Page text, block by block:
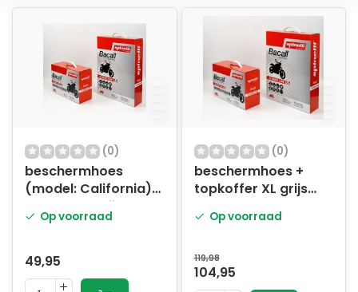
(0)
beschermhoes
(model: California)
scooter M grijs
Op voorraad
49,95
(0)
beschermhoes +
topkoffer XL grijs
Op voorraad
119,98
104,95